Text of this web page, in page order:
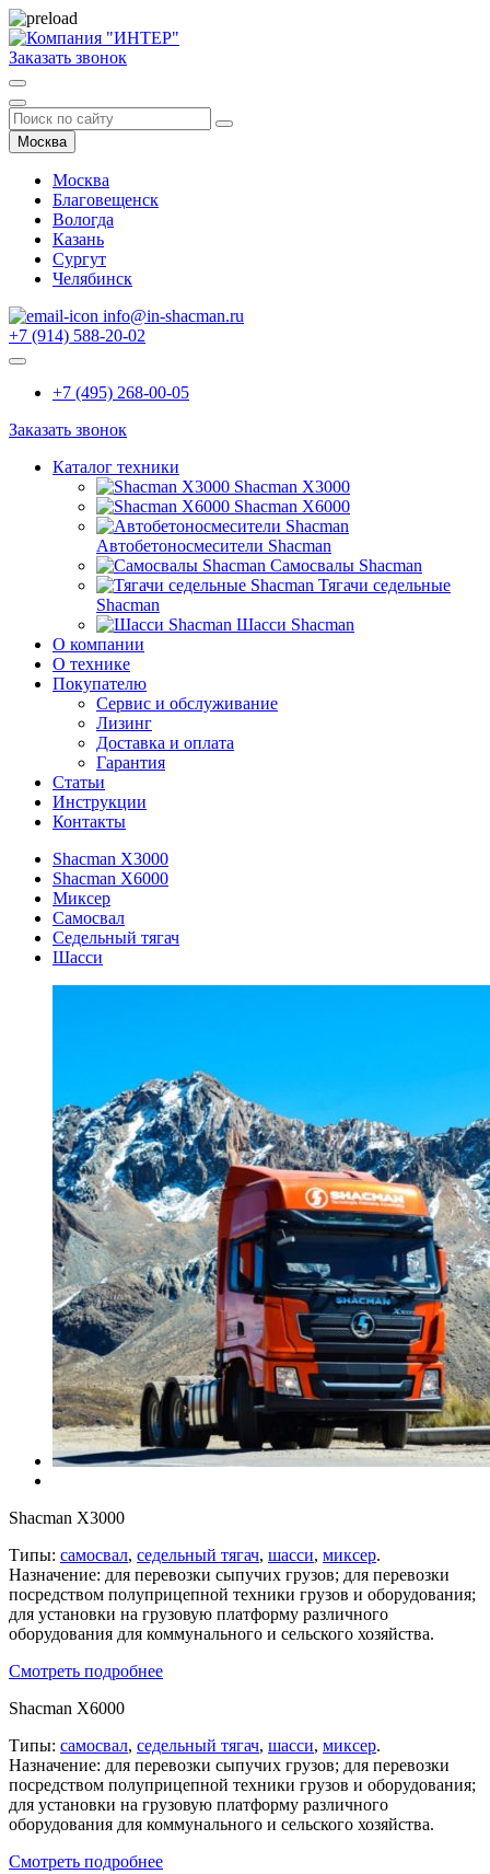
Заказать звонок
Москва
Москва
Благовещенск
Вологда
Казань
Сургут
Челябинск
info@in-shacman.ru
+7 (914) 588-20-02
+7 (495) 268-00-05
Заказать звонок
Каталог техники
Shacman X3000
Shacman X6000
Автобетоносмесители Shacman
Самосвалы Shacman
Тягачи седельные
Shacman
Шасси Shacman
О компании
О технике
Покупателю
Сервис и обслуживание
Лизинг
Доставка и оплата
Гарантия
Статьи
Инструкции
Контакты
Shacman X3000
Shacman X6000
Миксер
Самосвал
Седельный тягач
Шасси
Shacman X3000
Типы: самосвал, седельный тягач, шасси, миксер.
Назначение: для перевозки сыпучих грузов; для перевозки
посредством полуприцепной техники грузов и оборудования;
для установки на грузовую платформу различного
оборудования для коммунального и сельского хозяйства.
Смотреть подробнее
Shacman X6000
Типы: самосвал, седельный тягач, шасси, миксер.
Назначение: для перевозки сыпучих грузов; для перевозки
посредством полуприцепной техники грузов и оборудования;
для установки на грузовую платформу различного
оборудования для коммунального и сельского хозяйства.
Смотреть подробнее